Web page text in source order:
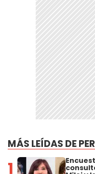
MÁS LEÍDAS DE
1